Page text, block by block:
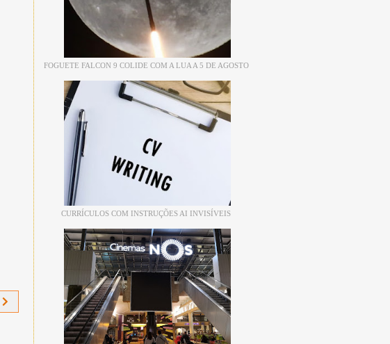
FOGUETE FALCON 9 COLIDE COM A LUA A 5 DE AGOSTO
CURRÍCULOS COM INSTRUÇÕES AI INVISÍVEIS